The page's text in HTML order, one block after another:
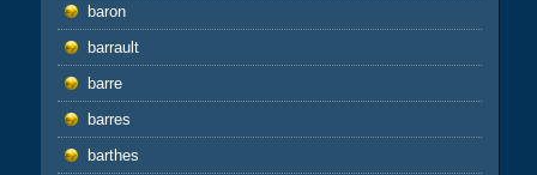
baron
barrault
barre
barres
barthes